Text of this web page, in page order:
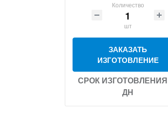
Количество
шт
ЗАКАЗАТЬ
ИЗГОТОВЛЕНИЕ
СРОК ИЗГОТОВЛЕНИЯ
ДН